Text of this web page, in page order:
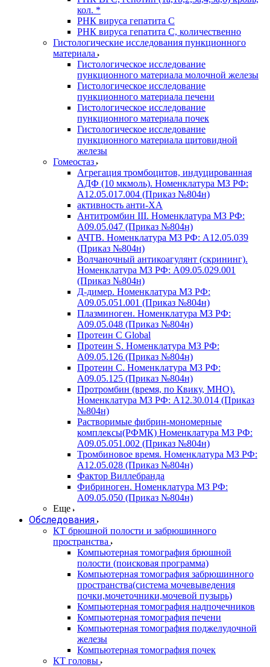
кол. *
РНК вируса гепатита C
РНК вируса гепатита C, количественно
Гистологические исследования пункционного
материала
Гистологическое исследование
пункционного материала молочной железы
Гистологическое исследование
пункционного материала печени
Гистологическое исследование
пункционного материала почек
Гистологическое исследование
пункционного материала щитовидной
железы
Гомеостаз
Агрегация тромбоцитов, индуцированная
АДФ (10 мкмоль). Номенклатура МЗ РФ:
A12.05.017.004 (Приказ №804н)
активность анти-ХА
Антитромбин III. Номенклатура МЗ РФ:
A09.05.047 (Приказ №804н)
АЧТВ. Номенклатура МЗ РФ: A12.05.039
(Приказ №804н)
Волчаночный антикоагулянт (скрининг).
Номенклатура МЗ РФ: A09.05.029.001
(Приказ №804н)
Д-димер. Номенклатура МЗ РФ:
A09.05.051.001 (Приказ №804н)
Плазминоген. Номенклатура МЗ РФ:
A09.05.048 (Приказ №804н)
Протеин C Global
Протеин S. Номенклатура МЗ РФ:
A09.05.126 (Приказ №804н)
Протеин С. Номенклатура МЗ РФ:
A09.05.125 (Приказ №804н)
Протромбин (время, по Квику, МНО).
Номенклатура МЗ РФ: A12.30.014 (Приказ
№804н)
Растворимые фибрин-мономерные
комплексы(РФМК) Номенклатура МЗ РФ:
A09.05.051.002 (Приказ №804н)
Тромбиновое время. Номенклатура МЗ РФ:
A12.05.028 (Приказ №804н)
Фактор Виллебранда
Фибриноген. Номенклатура МЗ РФ:
A09.05.050 (Приказ №804н)
Еще
Обследования
КТ брюшной полости и забрюшинного
пространства
Компьютерная томография брюшной
полости (поисковая программа)
Компьютерная томография забрюшинного
пространства(система мочевыведения
почки,мочеточники,мочевой пузырь)
Компьютерная томография надпочечников
Компьютерная томография печени
Компьютерная томография поджелудочной
железы
Компьютерная томография почек
КТ головы